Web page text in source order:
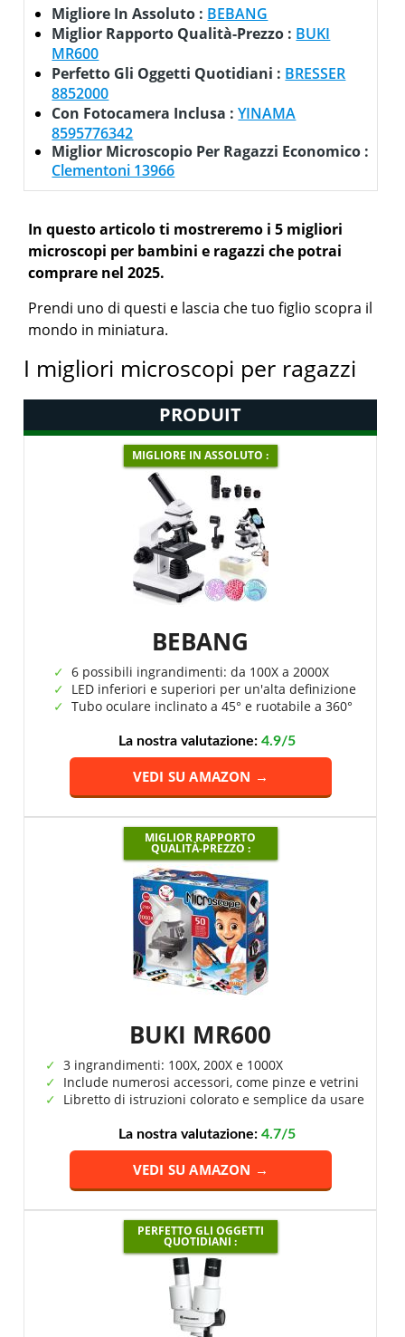
Migliore In Assoluto : BEBANG
Miglior Rapporto Qualità-Prezzo : BUKI
MR600
Perfetto Gli Oggetti Quotidiani : BRESSER
8852000
Con Fotocamera Inclusa :YINAMA
8595776342
Miglior Microscopio Per Ragazzi Economico :
Clementoni 13966
In questo articolo ti mostreremo i 5 migliori
microscopi per bambini e ragazzi che potrai
comprare nel 2025.
Prendi uno di questi e lascia che tuo figlio scopra il
mondo in miniatura.
I migliori microscopi per ragazzi
PRODUIT
MIGLIORE IN ASSOLUTO :
BEBANG
6 possibili ingrandimenti: da 100X a 2000X
LED inferiori e superiori per un'alta definizione
Tubo oculare inclinato a 45° e ruotabile a 360°
La nostra valutazione: 4.9/5
VEDI SU AMAZON →
MIGLIOR RAPPORTO
QUALITÀ-PREZZO :
BUKI MR600
3 ingrandimenti: 100X, 200X e 1000X
Include numerosi accessori, come pinze e vetrini
Libretto di istruzioni colorato e semplice da usare
La nostra valutazione: 4.7/5
VEDI SU AMAZON →
PERFETTO GLI OGGETTI
QUOTIDIANI :